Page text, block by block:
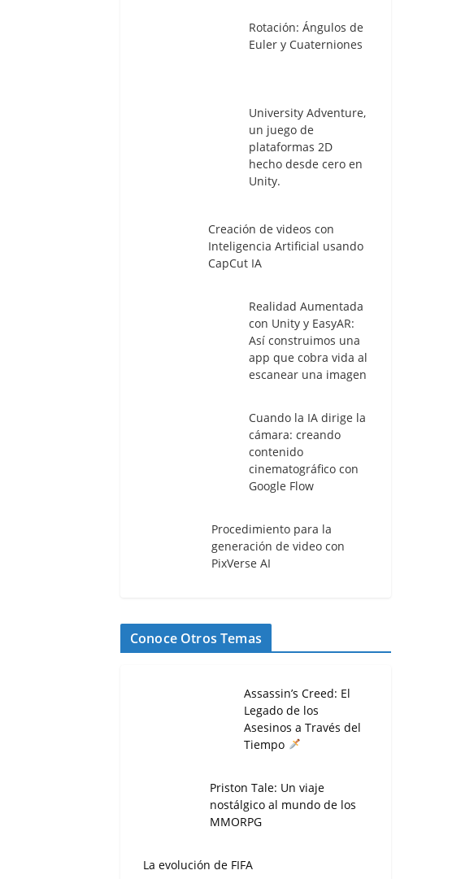
Rotación: Ángulos de
Euler y Cuaterniones
University Adventure,
un juego de
plataformas 2D
hecho desde cero en
Unity.
Creación de videos con
Inteligencia Artificial usando
CapCut IA
Realidad Aumentada
con Unity y EasyAR:
Así construimos una
app que cobra vida al
escanear una imagen
Cuando la IA dirige la
cámara: creando
contenido
cinematográfico con
Google Flow
Procedimiento para la
generación de video con
PixVerse AI
Conoce Otros Temas
Assassin’s Creed: El
Legado de los
Asesinos a Través del
Tiempo
Priston Tale: Un viaje
nostálgico al mundo de los
MMORPG
La evolución de FIFA